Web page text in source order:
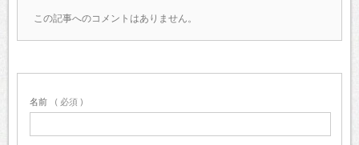
この記事へのコメントはありません。
名前 ( 必須 )